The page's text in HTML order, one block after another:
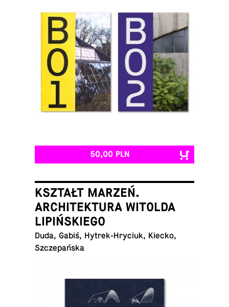
50,00 PLN
KSZTAŁT MARZEŃ.
ARCHITEKTURA WITOLDA
LIPIŃSKIEGO
Duda, Gabiś, Hy­trek-Hry­ciuk, Kiecko,
Szczepańska